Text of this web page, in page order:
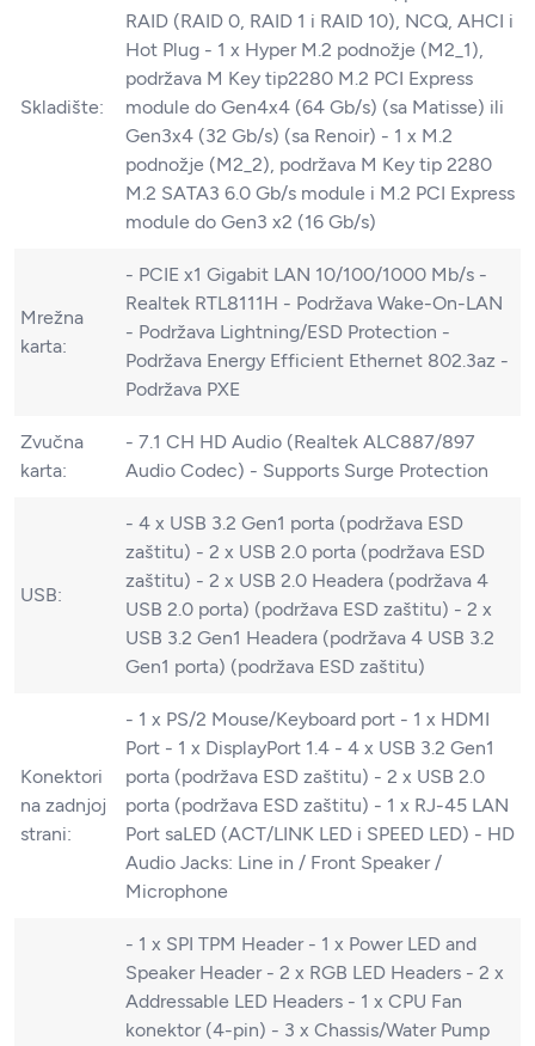
Skladište:
RAID (RAID 0, RAID 1 i RAID 10), NCQ, AHCI i
Hot Plug - 1 x Hyper M.2 podnožje (M2_1),
podržava M Key tip2280 M.2 PCI Express
module do Gen4x4 (64 Gb/s) (sa Matisse) ili
Gen3x4 (32 Gb/s) (sa Renoir) - 1 x M.2
podnožje (M2_2), podržava M Key tip 2280
M.2 SATA3 6.0 Gb/s module i M.2 PCI Express
module do Gen3 x2 (16 Gb/s)
Mrežna
karta:
- PCIE x1 Gigabit LAN 10/100/1000 Mb/s -
Realtek RTL8111H - Podržava Wake-On-LAN
- Podržava Lightning/ESD Protection -
Podržava Energy Efficient Ethernet 802.3az -
Podržava PXE
Zvučna
karta:
- 7.1 CH HD Audio (Realtek ALC887/897
Audio Codec) - Supports Surge Protection
USB:
- 4 x USB 3.2 Gen1 porta (podržava ESD
zaštitu) - 2 x USB 2.0 porta (podržava ESD
zaštitu) - 2 x USB 2.0 Headera (podržava 4
USB 2.0 porta) (podržava ESD zaštitu) - 2 x
USB 3.2 Gen1 Headera (podržava 4 USB 3.2
Gen1 porta) (podržava ESD zaštitu)
Konektori
na zadnjoj
strani:
- 1 x PS/2 Mouse/Keyboard port - 1 x HDMI
Port - 1 x DisplayPort 1.4 - 4 x USB 3.2 Gen1
porta (podržava ESD zaštitu) - 2 x USB 2.0
porta (podržava ESD zaštitu) - 1 x RJ-45 LAN
Port saLED (ACT/LINK LED i SPEED LED) - HD
Audio Jacks: Line in / Front Speaker /
Microphone
- 1 x SPI TPM Header - 1 x Power LED and
Speaker Header - 2 x RGB LED Headers - 2 x
Addressable LED Headers - 1 x CPU Fan
konektor (4-pin) - 3 x Chassis/Water Pump